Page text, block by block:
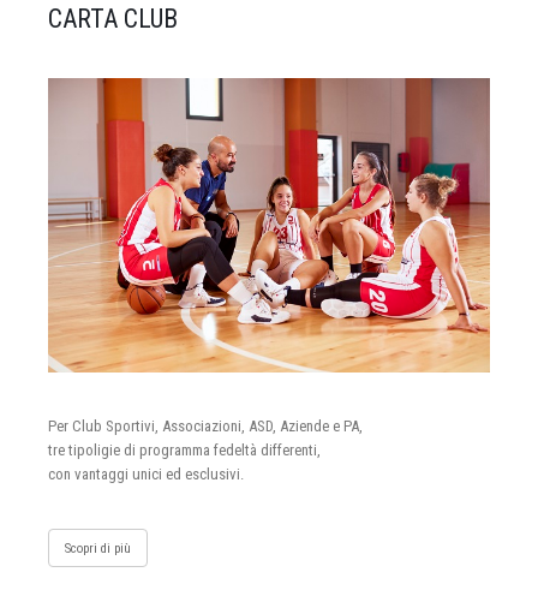
CARTA CLUB
Per Club Sportivi, Associazioni, ASD, Aziende e PA,
tre tipoligie di programma fedeltà differenti,
con vantaggi unici ed esclusivi.
Scopri di più